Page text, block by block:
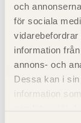
och
för sociala
vidarebefordrar
information
annons- och
Dessa kan i
information
GWP (CO -
kg/m2
GWP (CO2 -
2
Studie 6: